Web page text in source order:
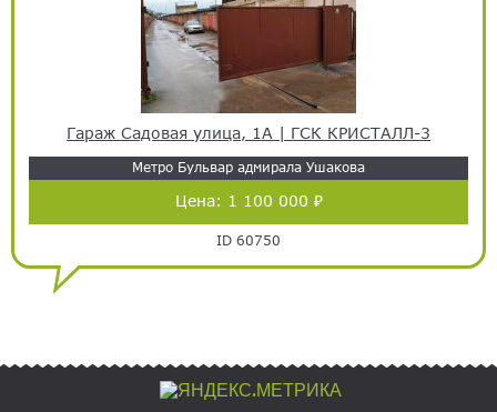
Гараж Садовая улица, 1А | ГСК КРИСТАЛЛ-3
Метро Бульвар адмирала Ушакова
Цена: 1 100 000 ₽
ID 60750